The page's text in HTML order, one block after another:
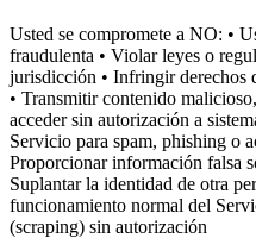
Usted se compromete a NO: •
fraudulenta • Violar leyes o
jurisdicción • Infringir derechos
• Transmitir contenido
acceder sin autorización a
Servicio para spam, phishing o
Proporcionar información falsa
Suplantar la identidad de otra
funcionamiento normal del
(scraping) sin autorización